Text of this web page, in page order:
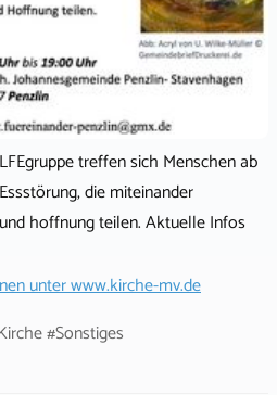
treffen sich Menschen ab
die miteinander
hoffnung teilen. Aktuelle Infos
unterwww.kirche-mv.de
#Sonstiges